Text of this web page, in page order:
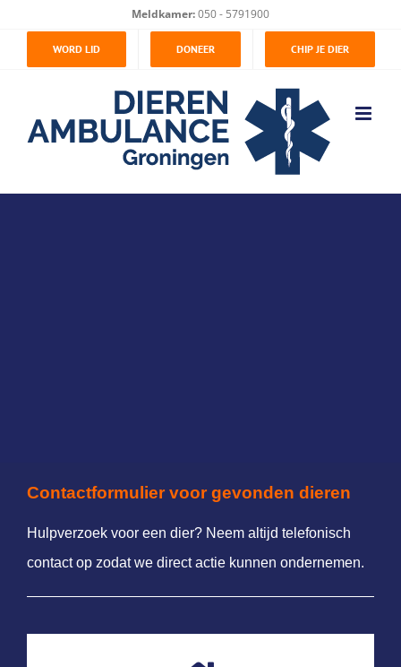
inhoud
Meldkamer:050 - 5791900
WORD LID DONEER CHIP JE DIER
Contactformulier voor gevonden dieren
Hulpverzoek voor een dier? Neem altijd telefonisch
contact op zodat we direct actie kunnen ondernemen.